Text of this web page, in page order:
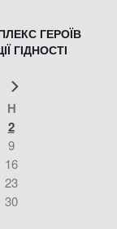
ГЕРОЇВ
ГІДНОСТІ
Попер
Н
2
9
16
23
30